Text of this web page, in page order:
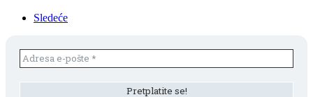
Sledeće